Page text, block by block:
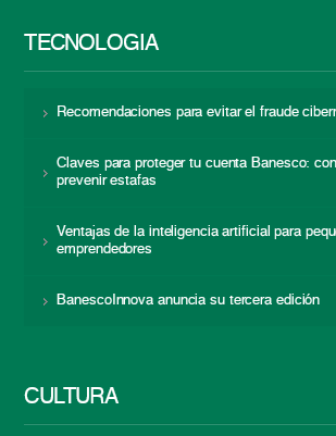
TECNOLOGÍA
Recomendaciones para evitar el fraude
Claves para proteger tu cuenta Banesco:
prevenir estafas
Ventajas de la inteligencia artificial para
emprendedores
BanescoInnova anuncia su tercera edición
CULTURA